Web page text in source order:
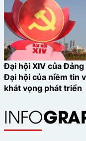
Đại hội XIV của Đảng
Đại hội của niềm tin
khát vọng phát triển
INFO